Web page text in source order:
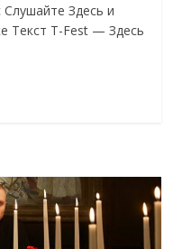
Здесь и
Текст T-Fest — Здесь